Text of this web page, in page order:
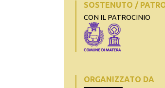
SOSTENUTO /
CON IL PATROCINIO
ORGANIZZATO DA